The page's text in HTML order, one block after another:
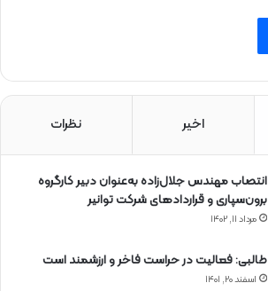
اخیر نظرات
انتصاب مهندس جلال‌زاده به‌عنوان دبیر كارگروه
برون‌سپاری و قراردادهای شركت توانیر
مرداد ۱۱, ۱۴۰۲
طالبی: فعالیت در حراست فاخر و ارزشمند است
اسفند ۲۰, ۱۴۰۱